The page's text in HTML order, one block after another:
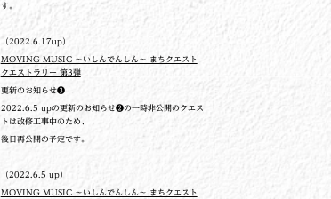
す。
（2022.6.17up）
MOVING MUSIC ～いしんでんしん～ まちクエスト
クエストラリー 第3弾
更新のお知らせ❸
2022.6.5 upの更新のお知らせ❷の一時非公開のクエス
トは改修工事中のため、
後日再公開の予定です。
（2022.6.5 up）
MOVING MUSIC ～いしんでんしん～ まちクエスト